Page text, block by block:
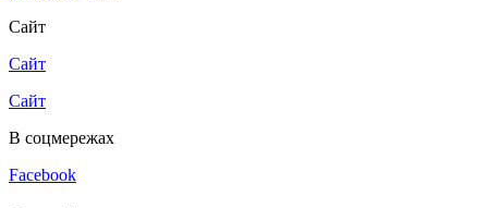
Сайт
Сайт
Сайт
В соцмережах
Facebook